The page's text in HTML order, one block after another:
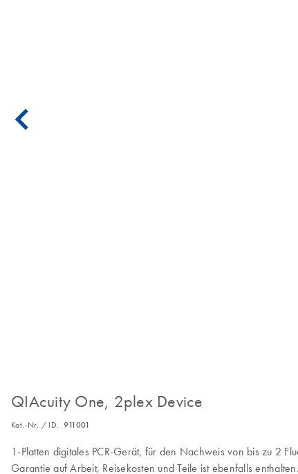
QIAcuity One, 2plex Device
Kat.-Nr. / ID.911001
1-Platten digitales PCR-Gerät, für den Nachweis von bis zu 2
Garantie auf Arbeit, Reisekosten und Teile ist ebenfalls enthalten.